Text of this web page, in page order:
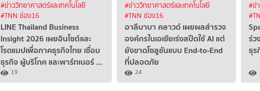
#ข่าววิทยาศาสตร์และเทคโนโลยี
#TNN ช่อง16
LINE Thailand Business
Insight 2026 เผยอินไซต์และ
โรดแมปเพื่อภาคธุรกิจไทย เชื่อม
ธุรกิจ ผู้บริโภค และพาร์ทเนอร์ …
19
#ข่าววิทยาศาสตร์และเทคโนโลยี
#TNN ช่อง16
อาลีบาบา คลาวด์ เผยผลสำรวจ
องค์กรในเอเชียเร่งสปีดใช้ AI แต่
ยังขาดโซลูชันแบบ End-to-End
ที่ปลอดภัย
24
#ข่
ร่ว
ธุร